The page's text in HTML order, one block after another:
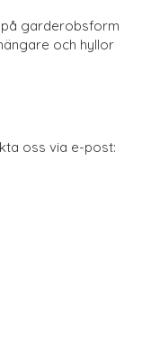
garderobsform
och hyllor
oss via e-post: